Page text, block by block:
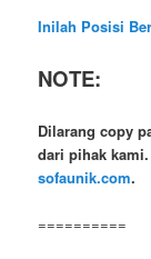
Inilah Posisi
NOTE:
Dilarang copy
dari pihak
sofaunik.com.
==========